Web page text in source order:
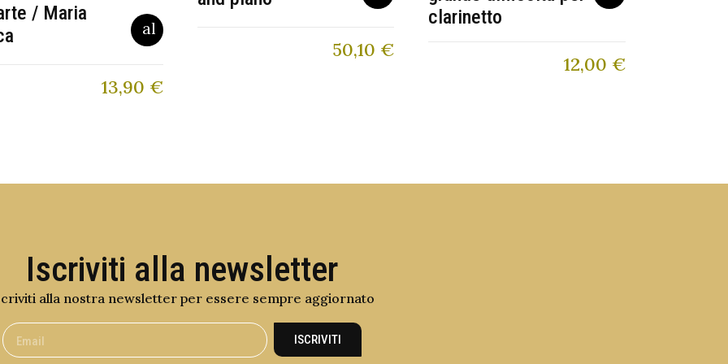
/ Maria
13,90 €
50,10 €
clarinetto
12,00 €
Iscriviti alla newsletter
alla nostra newsletter per essere sempre aggiornato
ISCRIVITI